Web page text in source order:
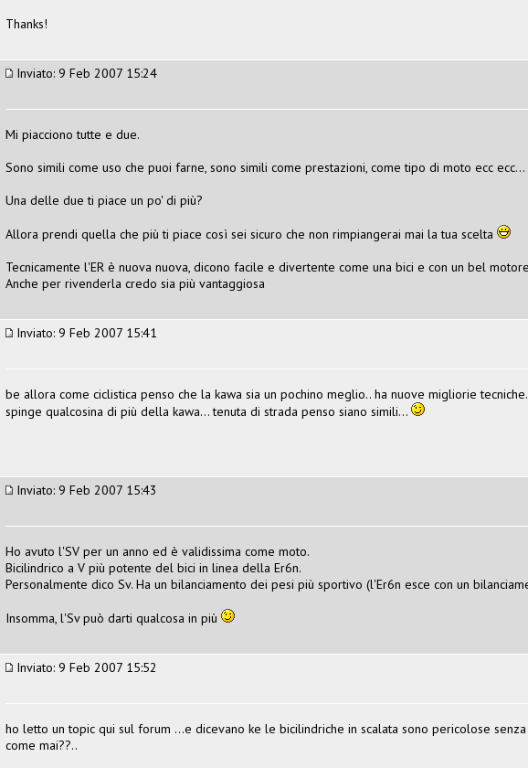
Thanks!
Inviato: 9 Feb 2007 15:24
Mi piacciono tutte e due.
Sono simili come uso che puoi farne, sono simili come prestazioni, come tipo di moto ecc ecc...
Una delle due ti piace un po' di più?
Allora prendi quella che più ti piace così sei sicuro che non rimpiangerai mai la tua scelta
Tecnicamente l'ER è nuova nuova, dicono facile e divertente come una bici e con un bel
Anche per rivenderla credo sia più vantaggiosa
Inviato: 9 Feb 2007 15:41
be allora come ciclistica penso che la kawa sia un pochino meglio.. ha nuove migliorie
spinge qualcosina di più della kawa... tenuta di strada penso siano simili...
Inviato: 9 Feb 2007 15:43
Ho avuto l'SV per un anno ed è validissima come moto.
Bicilindrico a V più potente del bici in linea della Er6n.
Personalmente dico Sv. Ha un bilanciamento dei pesi più sportivo (l'Er6n esce con un
Insomma, l'Sv può darti qualcosa in più
Inviato: 9 Feb 2007 15:52
ho letto un topic qui sul forum ...e dicevano ke le bicilindriche in scalata sono pericolose
come mai??..